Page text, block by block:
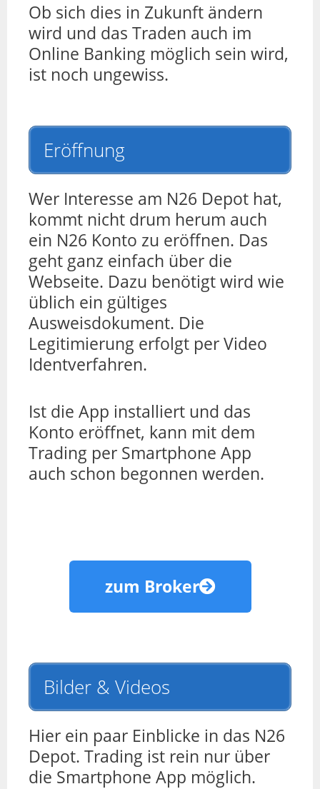
Ob sich dies in Zukunft ändern
wird und das Traden auch im
Online Banking möglich sein wird,
ist noch ungewiss.
Eröffnung
Wer Interesse am N26 Depot hat,
kommt nicht drum herum auch
ein N26 Konto zu eröffnen. Das
geht ganz einfach über die
Webseite. Dazu benötigt wird wie
üblich ein gültiges
Ausweisdokument. Die
Legitimierung erfolgt per Video
Identverfahren.
Ist die App installiert und das
Konto eröffnet, kann mit dem
Trading per Smartphone App
auch schon begonnen werden.
zum Broker
Bilder & Videos
Hier ein paar Einblicke in das N26
Depot. Trading ist rein nur über
die Smartphone App möglich.